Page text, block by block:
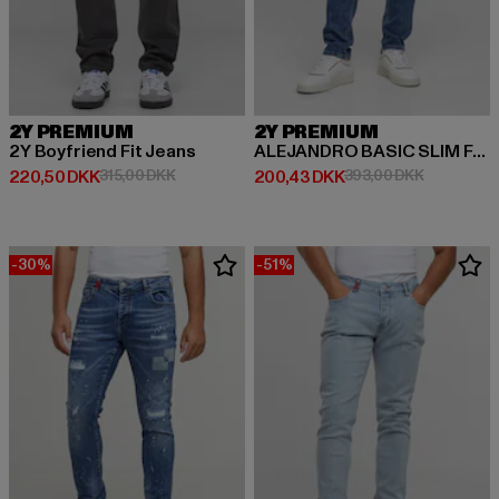
2Y PREMIUM
2Y Boyfriend Fit Jeans
220,50 DKK
Nuværende pris: 220,50 DKK
315,00 DKKKampagnepris: 315,00 DKK
2Y PREMIUM
ALEJANDRO BASIC SLIM FIT JEANS
200,43 DKK
Nuværende pris: 200,43 DKK
393,00 DKK
-30% -51%